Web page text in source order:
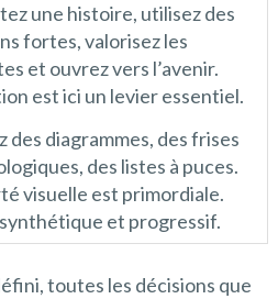
une histoire, utilisez des
fortes, valorisez les
et ouvrez vers l’avenir.
est ici un levier essentiel.
des diagrammes, des frises
des listes à puces.
visuelle est primordiale.
et progressif.
toutes les décisions que